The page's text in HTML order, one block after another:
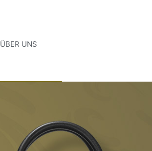
ÜBER UNS